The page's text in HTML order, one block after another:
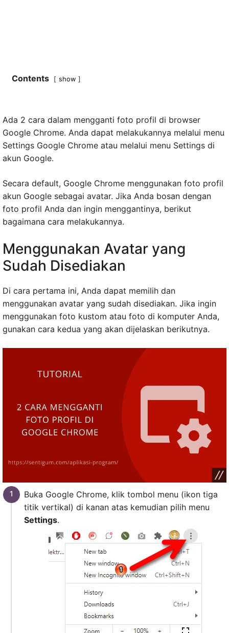
Contents show
Ada 2 cara dalam mengganti foto profil di browser
Google Chrome. Anda dapat melakukannya melalui menu
Settings Google Chrome atau melalui menu Settings di
akun Google.
Secara default, Google Chrome menggunakan foto profil
akun Google sebagai avatar. Jika Anda bosan dengan
foto profil Anda dan ingin menggantinya, berikut
bagaimana cara melakukannya.
Menggunakan Avatar yang
Sudah Disediakan
Di cara pertama ini, Anda dapat memilih dan
menggunakan avatar yang sudah disediakan. Jika ingin
menggunakan foto kustom atau foto di komputer Anda,
gunakan cara kedua yang akan dijelaskan berikutnya.
Buka Google Chrome, klik tombol menu (ikon tiga
titik vertikal) di kanan atas kemudian pilih menu
Settings.